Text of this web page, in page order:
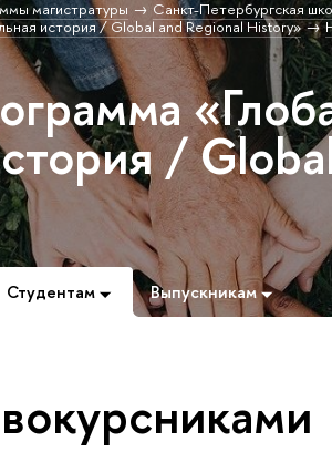
магистратуры
Санкт-Петербургская
история / Global and Regional History»
/
Студентам Выпускникам